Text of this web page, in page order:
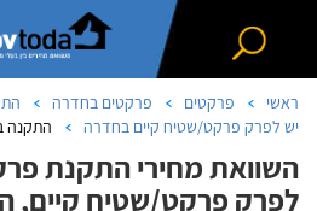
ראשי פרקטים פרקטים בחדרה
יש לפרק פרקט/שטיח קיים בחדרה
התקנה
השוואת מחירי התקנת
לפרק פרקט/שטיח קיים,